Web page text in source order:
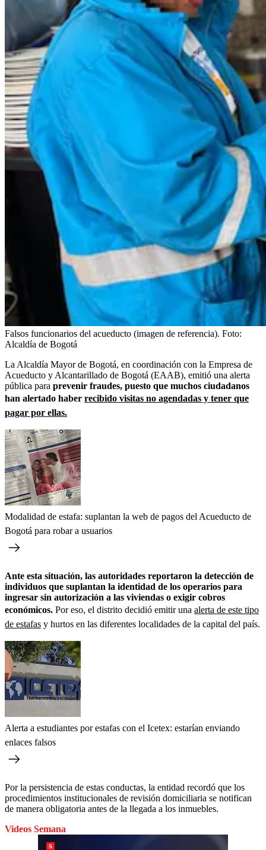
Falsos funcionarios del acueducto (imagen de referencia). Foto:
Alcaldía de Bogotá
La Alcaldía Mayor de Bogotá, en coordinación con la Empresa de
Acueducto y Alcantarillado de Bogotá (EAAB), emitió una alerta
pública para prevenir fraudes, puesto que muchos ciudadanos
han alertado haber recibido visitas no agendadas y tener que
pagar por ellas.
Modalidad de estafa: suplantan la web de pagos del Acueducto de
Bogotá para robar a usuarios
Ante esta situación, las autoridades reportaron la detección de
individuos que suplantan la identidad de los operarios para
ingresar sin autorización a las viviendas o exigir cobros
económicos. Por eso, el distrito decidió emitir una alerta de este tipo
de estafas y hurtos en las diferentes localidades de la capital del país.
Alerta a estudiantes por estafas con el Icetex: estarían enviando
enlaces falsos
Por la persistencia de estas conductas, la entidad recordó que los
procedimientos institucionales de revisión domiciliaria se notifican
de manera obligatoria antes de la llegada a los inmuebles.
Videos Semana